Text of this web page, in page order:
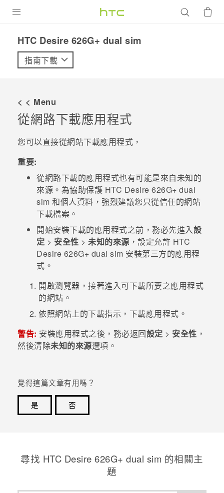
VIVE
配件
優惠專區
焦點訊息
校園專案
企業採購
銷售門市
銷售通路
支援服務
HTC Desire 626G+ dual sim‎
指南下載
< < Menu
從網路下載應用程式
您可以直接從網站下載應用程式，
重要:
從網路下載的應用程式也有可能是來自未知的
來源。為協助保護 HTC Desire 626G+ dual
sim 和個人資料，強烈建議您只從信任的網站
下載檔案。
開始安裝下載的應用程式之前，務必先進入設
定 > 安全性 > 未知的來源 ，設定允許 HTC
Desire 626G+ dual sim 安裝第三方的應用程
式。
開啟瀏覽器，接著進入可下載所要之應用程式
的網站。
依照網站上的下載指示，下載應用程式。
警告: 安裝應用程式之後，務必返回設定 > 安全性 ，
然後清除未知的來源選項。
覺得這篇文章有用嗎？
是
否
尋找 HTC Desire 626G+ dual sim 的相關主
題